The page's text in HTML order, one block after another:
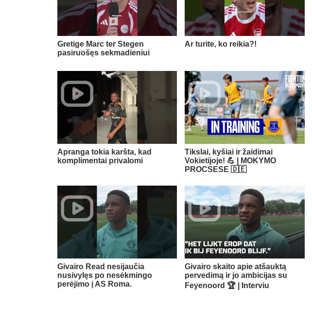
Gretige Marc ter Stegen
pasiruošęs sekmadieniui
Ar turite, ko reikia?!
Apranga tokia karšta, kad
komplimentai privalomi
Tikslai, kyšiai ir žaidimai
Vokietijoje! 💪 | MOKYMO
PROCSESE 🇩🇪
Givairo Read nesijaučia
nusivylęs po nesėkmingo
perėjimo į AS Roma.
Givairo skaito apie atšauktą
pervedimą ir jo ambicijas su
Feyenoord 🏆 | Interviu